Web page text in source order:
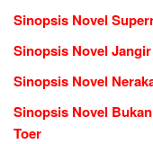
Sinopsis Novel
Sinopsis Novel
Sinopsis Novel
Sinopsis Novel
Toer